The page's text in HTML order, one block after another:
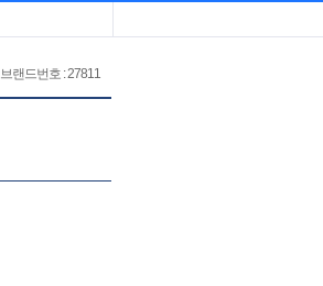
브랜드번호 : 27811